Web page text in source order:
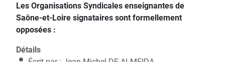
Les Organisations Syndicales enseignantes de
Saône-et-Loire signataires sont formellement
opposées :
Détails